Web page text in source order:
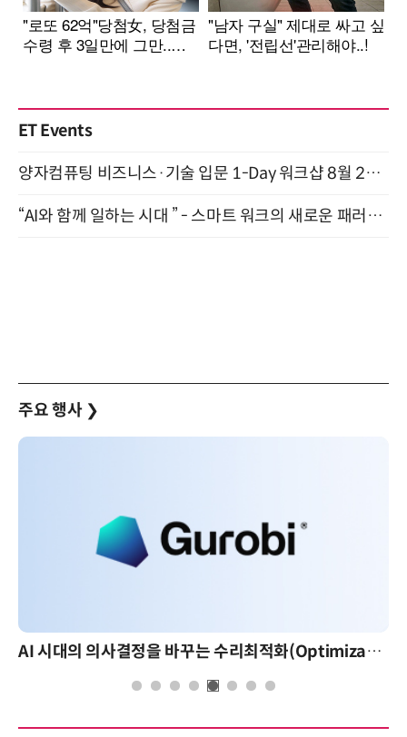
ET Events
양자컴퓨팅 비즈니스·기술 입문 1-Day 워크샵 8월 28일 개최
“AI와 함께 일하는 시대 ” - 스마트 워크의 새로운 패러다임 (9/11)
주요 행사 ❯
AI 시대의 의사결정을 바꾸는 수리최적화(Optimization): 실제 산업 적용 사례와 활용 전략